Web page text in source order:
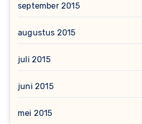
september 2015
augustus 2015
juli 2015
juni 2015
mei 2015